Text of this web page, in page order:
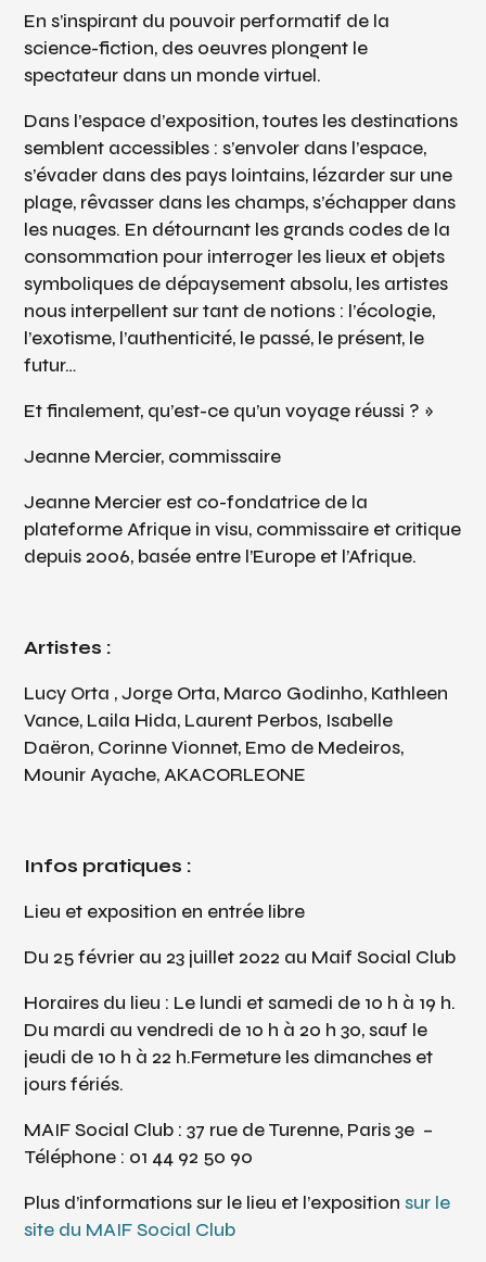
En s’inspirant du pouvoir performatif de la
science-fiction, des oeuvres plongent le
spectateur dans un monde virtuel.
Dans l’espace d’exposition, toutes les destinations
semblent accessibles : s’envoler dans l’espace,
s’évader dans des pays lointains, lézarder sur une
plage, rêvasser dans les champs, s’échapper dans
les nuages. En détournant les grands codes de la
consommation pour interroger les lieux et objets
symboliques de dépaysement absolu, les artistes
nous interpellent sur tant de notions : l’écologie,
l’exotisme, l’authenticité, le passé, le présent, le
futur…
Et finalement, qu’est-ce qu’un voyage réussi ? »
Jeanne Mercier, commissaire
Jeanne Mercier est co-fondatrice de la
plateforme Afrique in visu, commissaire et critique
depuis 2006, basée entre l’Europe et l’Afrique.
Artistes :
Lucy Orta , Jorge Orta, Marco Godinho, Kathleen
Vance, Laila Hida, Laurent Perbos, Isabelle
Daëron, Corinne Vionnet, Emo de Medeiros,
Mounir Ayache, AKACORLEONE
Infos pratiques :
Lieu et exposition en entrée libre
Du 25 février au 23 juillet 2022 au Maif Social Club
Horaires du lieu : Le lundi et samedi de 10 h à 19 h.
Du mardi au vendredi de 10 h à 20 h 30, sauf le
jeudi de 10 h à 22 h.Fermeture les dimanches et
jours fériés.
MAIF Social Club : 37 rue de Turenne, Paris 3e –
Téléphone : 01 44 92 50 90
Plus d’informations sur le lieu et l’expositionsur le
site du MAIF Social Club